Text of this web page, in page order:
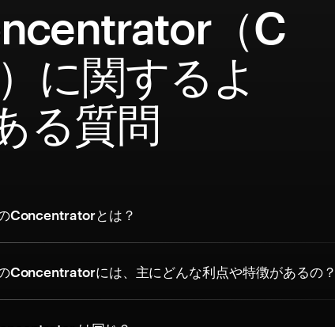
（C
に関するよ
る質問
Concentratorとは？
Concentratorには、主にどんな利点や特徴があるの？